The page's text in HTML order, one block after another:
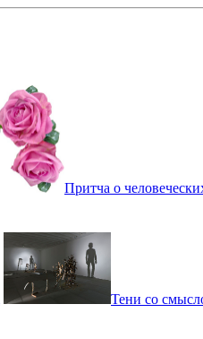
Притча о
Тени со